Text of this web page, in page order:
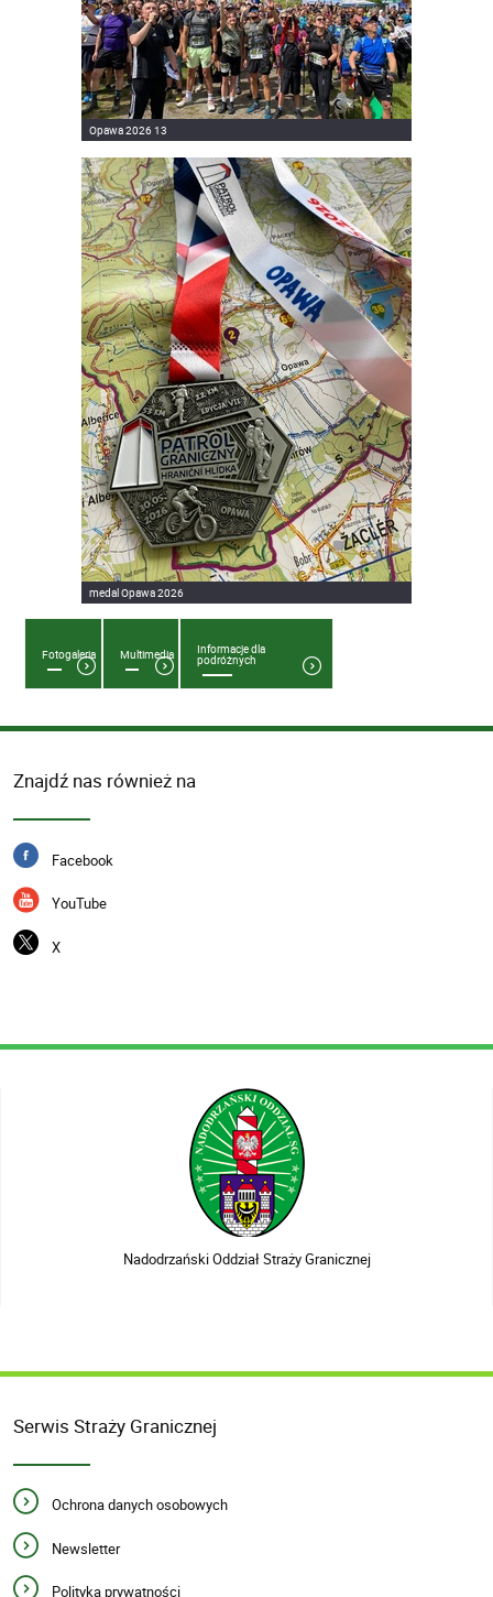
Opawa 2026 13
medal Opawa 2026
Fotogaleria Multimedia Informacje dla
podróżnych
Znajdź nas również na
Facebook
YouTube
X
Nadodrzański Oddział Straży Granicznej
Serwis Straży Granicznej
Ochrona danych osobowych
Newsletter
Polityka prywatności